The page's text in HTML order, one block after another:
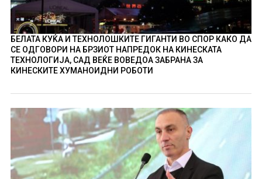
БЕЛАТА КУЌА И ТЕХНОЛОШКИТЕ ГИГАНТИ ВО СПОР КАКО ДА
СЕ ОДГОВОРИ НА БРЗИОТ НАПРЕДОК НА КИНЕСКАТА
ТЕХНОЛОГИЈА, САД ВЕЌЕ ВОВЕДОА ЗАБРАНА ЗА
КИНЕСКИТЕ ХУМАНОИДНИ РОБОТИ